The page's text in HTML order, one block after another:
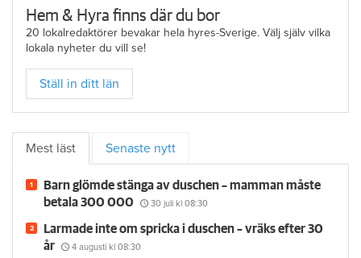
Hem & Hyra finns där du bor
20 lokalredaktörer bevakar hela hyres-Sverige. Välj själv vilka
lokala nyheter du vill se!
Ställ in ditt län
Mest läst Senaste nytt
Barn glömde stänga av duschen – mamman måste
betala 300 000
30 juli kl 08:30
Larmade inte om spricka i duschen – vräks efter 30
år
4 augusti kl 08:30